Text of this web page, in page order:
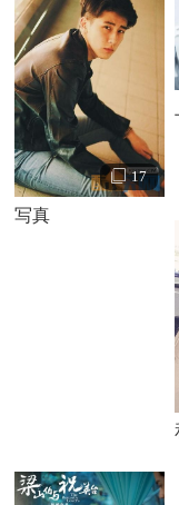
林
林枫松演绎经历
2015年11月30
行。林枫松与《上
发布会。2015年12
2016年1月6日
宣传片。同年出演
17
写真